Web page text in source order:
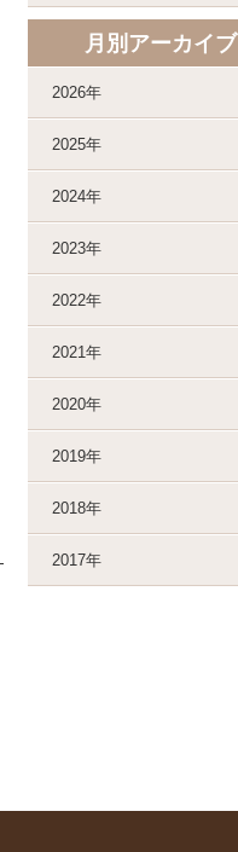
月別アーカイブ
2026年
2025年
2024年
2023年
2022年
2021年
2020年
2019年
2018年
2017年